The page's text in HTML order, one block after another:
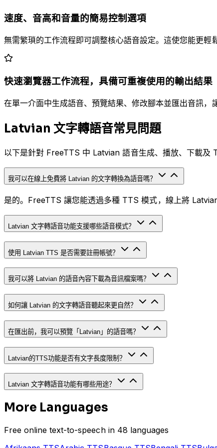
速度、音高和音量的簡易控制選項
無需繁瑣的工作流程即可調整核心語音設定。這使您能更
快速瀏覽器工作流程，具備可重複使用的輸出結果
在單一介面中生成語音、預覽結果、修改腳本並匯出音訊，
Latvian 文字轉語音常見問題
以下是針對 FreeTTS 中 Latvian 語音生成、播放、下載及
我可以在線上免費將 Latvian 的文字轉換為語音嗎？
是的。FreeTTS 讓您能透過多種 TTS 模式，線上將
Latvian 文字轉語音功能支援哪些語音模式？
使用 Latvian TTS 是否需要註冊帳號？
我可以將 Latvian 的語音內容下載為音訊檔案嗎？
如何讓 Latvian 的文字轉語音聽起來更自然？
在匯出前，我可以預覽「Latvian」的語音嗎？
Latvian的TTS功能是否有文字長度限制？
Latvian 文字轉語音功能有哪些用途？
More Languages
Free online text-to-speech in 48 languages